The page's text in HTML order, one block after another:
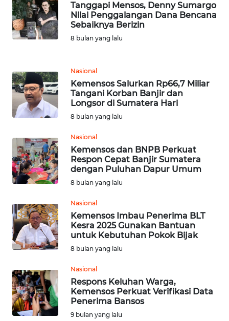
Tanggapi Mensos, Denny Sumargo
Nilai Penggalangan Dana Bencana
Sebaiknya Berizin
8 bulan yang lalu
Nasional
Kemensos Salurkan Rp66,7 Miliar
Tangani Korban Banjir dan
Longsor di Sumatera Hari
8 bulan yang lalu
Nasional
Kemensos dan BNPB Perkuat
Respon Cepat Banjir Sumatera
dengan Puluhan Dapur Umum
8 bulan yang lalu
Nasional
Kemensos Imbau Penerima BLT
Kesra 2025 Gunakan Bantuan
untuk Kebutuhan Pokok Bijak
8 bulan yang lalu
Nasional
Respons Keluhan Warga,
Kemensos Perkuat Verifikasi Data
Penerima Bansos
9 bulan yang lalu
WN
JAMBI
WN
NTB
SULTENG
WN
SULBAR
WN
BABEL
WN
WN
SUMSEL